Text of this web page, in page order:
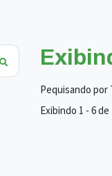
Pequisando por
Exibindo 1 - 6